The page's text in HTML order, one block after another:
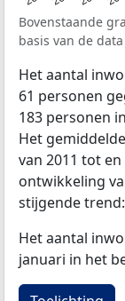
Bovenstaande
basis van de
Het aantal
61 personen
183 personen
Het
van 2011 tot
ontwikkeling
stijgende
Het aantal
januari in het